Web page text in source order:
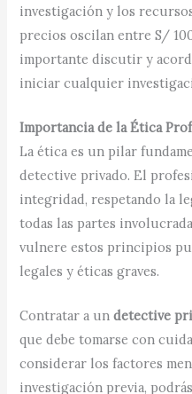
investigación y los
precios oscilan entre S/
importante discutir y
iniciar cualquier
Importancia de la Ética
La ética es un pilar
detective privado. El
integridad, respetando la
todas las partes
vulnere estos principios
legales y éticas graves.​
Contratar a undetective
que debe tomarse con
considerar los factores
investigación previa,